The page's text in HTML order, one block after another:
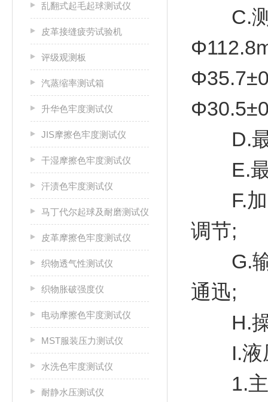
乱翻式起毛起球测试仪
皮革接缝疲劳试验机
评级观测板
汽蒸缩率测试箱
升华色牢度测试仪
JIS摩擦色牢度测试仪
干湿摩擦色牢度测试仪
汗渍色牢度测试仪
马丁代尔起球及耐磨测试仪
皮革摩擦色牢度测试仪
织物透气性测试仪
织物胀破强度仪
电动摩擦色牢度测试仪
MST服装压力测试仪
水洗色牢度测试仪
耐静水压测试仪
C.测
D.最
E.最
F.加
调节;
G.输
通迅;
H.操
I.液压
1.主